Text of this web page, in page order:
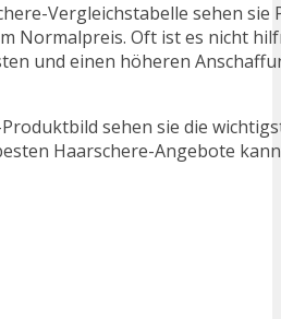
Vergleichstabelle sehen
Normalpreis. Oft ist es nicht
und einen höheren
sehen sie die
Haarschere-Angebote